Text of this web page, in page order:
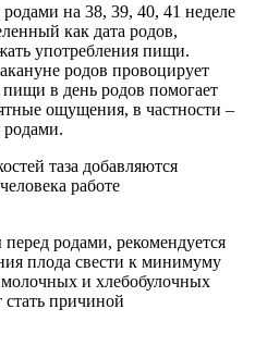
на 38, 39, 40, 41 неделе
как дата родов,
употребления пищи.
родов провоцирует
в день родов помогает
ощущения, в частности –
родами.
таза добавляются
работе
родами, рекомендуется
плода свести к минимуму
и хлебобулочных
стать причиной